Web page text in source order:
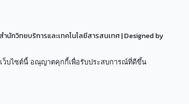
นักวิทยบริการและเทคโนโลยีสารสนเทศ| Designed by
เว็บไซต์นี้ อณุญาตคุกกี้เพื่อรับประสบการณ์ที่ดีขึ้น